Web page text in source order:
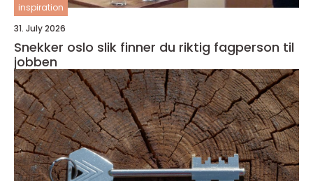
inspiration
31. July 2026
Snekker oslo slik finner du riktig fagperson til
jobben